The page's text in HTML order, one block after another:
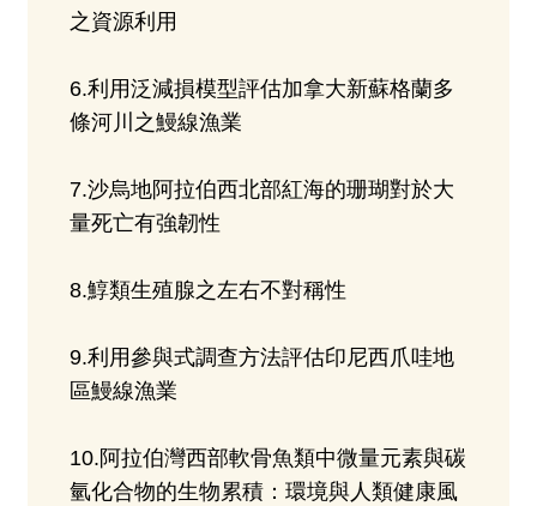
之資源利用
6.利用泛減損模型評估加拿大新蘇格蘭多
條河川之鰻線漁業
7.沙烏地阿拉伯西北部紅海的珊瑚對於大
量死亡有強韌性
8.鯙類生殖腺之左右不對稱性
9.利用參與式調查方法評估印尼西爪哇地
區鰻線漁業
10.阿拉伯灣西部軟骨魚類中微量元素與碳
氫化合物的生物累積：環境與人類健康風